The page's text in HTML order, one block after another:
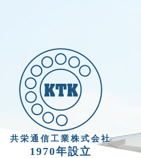
共栄通信工業株式会社
1970年設立